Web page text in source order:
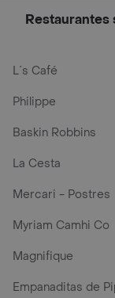
Restaurantes
L´s Café
Philippe
Baskin Robbins
La Cesta
Mercari - Postres
Myriam Camhi Co
Magnifique
Empanaditas de